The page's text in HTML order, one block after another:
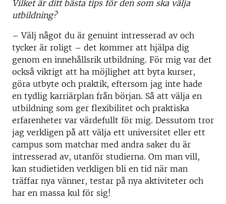
Vilket är ditt bästa tips för den som ska välja
utbildning?
– Välj något du är genuint intresserad av och
tycker är roligt – det kommer att hjälpa dig
genom en innehållsrik utbildning. För mig var det
också viktigt att ha möjlighet att byta kurser,
göra utbyte och praktik, eftersom jag inte hade
en tydlig karriärplan från början. Så att välja en
utbildning som ger flexibilitet och praktiska
erfarenheter var värdefullt för mig. Dessutom tror
jag verkligen på att välja ett universitet eller ett
campus som matchar med andra saker du är
intresserad av, utanför studierna. Om man vill,
kan studietiden verkligen bli en tid när man
träffar nya vänner, testar på nya aktiviteter och
har en massa kul för sig!